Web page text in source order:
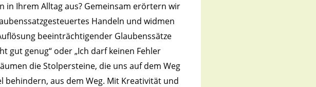
in Ihrem Alltag aus? Gemeinsam erörtern wir
Handeln und widmen
beeinträchtigender Glaubenssätze
gut genug“ oder „Ich darf keinen Fehler
die Stolpersteine, die uns auf dem Weg
behindern, aus dem Weg. Mit Kreativität und